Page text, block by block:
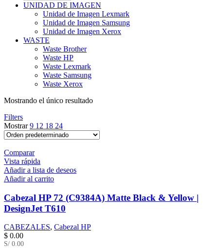
UNIDAD DE IMAGEN
Unidad de Imagen Lexmark
Unidad de Imagen Samsung
Unidad de Imagen Xerox
WASTE
Waste Brother
Waste HP
Waste Lexmark
Waste Samsung
Waste Xerox
Mostrando el único resultado
Filters
Mostrar9 12 18 24
Comparar
Vista rápida
Añadir a lista de deseos
Añadir al carrito
Cabezal HP 72 (C9384A) Matte Black & Yellow |
DesignJet T610
CABEZALES, Cabezal HP
$ 0.00
S/ 0.00